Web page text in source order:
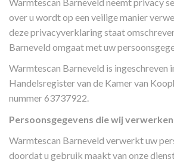
over u wordt op een veilige manier
deze privacyverklaring staat
Barneveld omgaat met uw
Warmtescan Barneveld is ingeschreven
Handelsregister van de Kamer van
nummer 63737922.
Persoonsgegevens die wij verwerken
Warmtescan Barneveld verwerkt uw
doordat u gebruik maakt van onze